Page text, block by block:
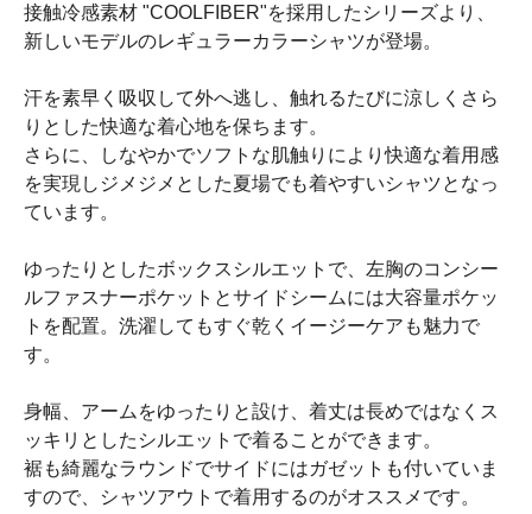
接触冷感素材 "COOLFIBER"を採用したシリーズより、
新しいモデルのレギュラーカラーシャツが登場。
汗を素早く吸収して外へ逃し、触れるたびに涼しくさら
りとした快適な着心地を保ちます。
さらに、しなやかでソフトな肌触りにより快適な着用感
を実現しジメジメとした夏場でも着やすいシャツとなっ
ています。
ゆったりとしたボックスシルエットで、左胸のコンシー
ルファスナーポケットとサイドシームには大容量ポケッ
トを配置。洗濯してもすぐ乾くイージーケアも魅力で
す。
身幅、アームをゆったりと設け、着丈は長めではなくス
ッキリとしたシルエットで着ることができます。
裾も綺麗なラウンドでサイドにはガゼットも付いていま
すので、シャツアウトで着用するのがオススメです。